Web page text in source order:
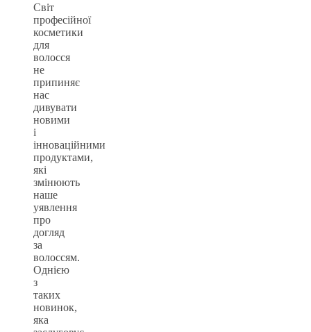
Світ
професійної
косметики
для
волосся
не
припиняє
нас
дивувати
новими
і
інноваційними
продуктами,
які
змінюють
наше
уявлення
про
догляд
за
волоссям.
Однією
з
таких
новинок,
яка